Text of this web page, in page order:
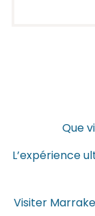
Que
L’expérience
Visiter